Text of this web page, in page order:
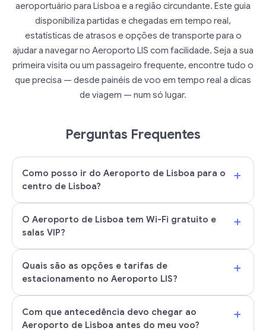
aeroportuário para Lisboa e a região circundante. Este guia
disponibiliza partidas e chegadas em tempo real,
estatísticas de atrasos e opções de transporte para o
ajudar a navegar no Aeroporto LIS com facilidade. Seja a sua
primeira visita ou um passageiro frequente, encontre tudo o
que precisa — desde painéis de voo em tempo real a dicas
de viagem — num só lugar.
Perguntas Frequentes
Como posso ir do Aeroporto de Lisboa para o
centro de Lisboa?
+
O Aeroporto de Lisboa tem Wi-Fi gratuito e
salas VIP?
+
Quais são as opções e tarifas de
estacionamento no Aeroporto LIS?
+
Com que antecedência devo chegar ao
Aeroporto de Lisboa antes do meu voo?
+